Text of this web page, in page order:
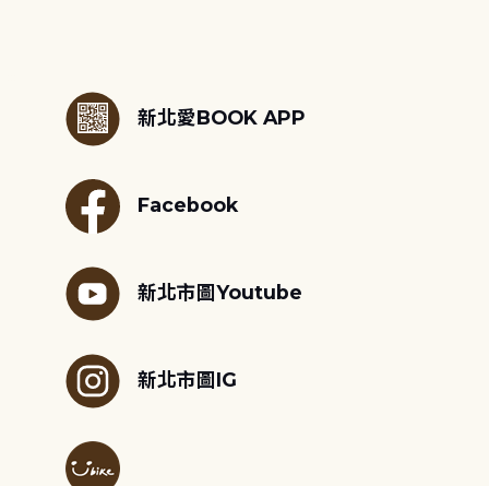
新北愛BOOK APP
Facebook
新北市圖Youtube
新北市圖IG